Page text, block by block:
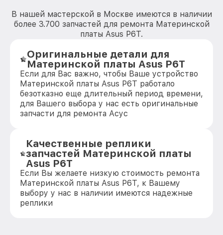
В нашей мастерской в Москве имеются в наличии
более 3.700 запчастей для ремонта Материнской
платы Asus P6T.
Оригинальные детали для
Материнской платы Asus P6T
Если для Вас важно, чтобы Ваше устройство
Материнской платы Asus P6T работало
безотказно еще длительный период времени,
для Вашего выбора у нас есть оригинальные
запчасти для ремонта Асус
Качественные реплики
запчастей Материнской платы
Asus P6T
Если Вы желаете низкую стоимость ремонта
Материнской платы Asus P6T, к Вашему
выбору у нас в наличии имеются надежные
реплики